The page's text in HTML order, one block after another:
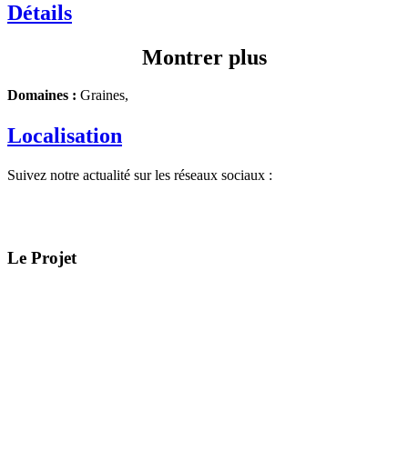
Détails
Montrer plus
Domaines : Graines,
Localisation
Suivez notre actualité sur les réseaux sociaux :
Le Projet